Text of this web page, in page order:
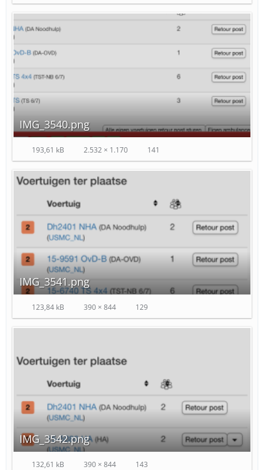
IMG_3540.png
193,61 kB 2.532 × 1.170 141
IMG_3541.png
123,84 kB 390 × 844 129
IMG_3542.png
132,61 kB 390 × 844 143